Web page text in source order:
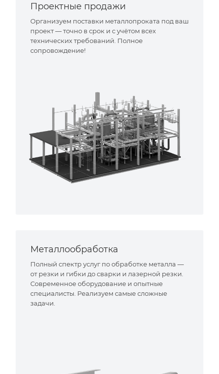
Проектные продажи
Организуем поставки металлопроката под ваш
проект — точно в срок и с учётом всех
технических требований. Полное
сопровождение!
Металлообработка
Полный спектр услуг по обработке металла —
от резки и гибки до сварки и лазерной резки.
Современное оборудование и опытные
специалисты. Реализуем самые сложные
задачи.